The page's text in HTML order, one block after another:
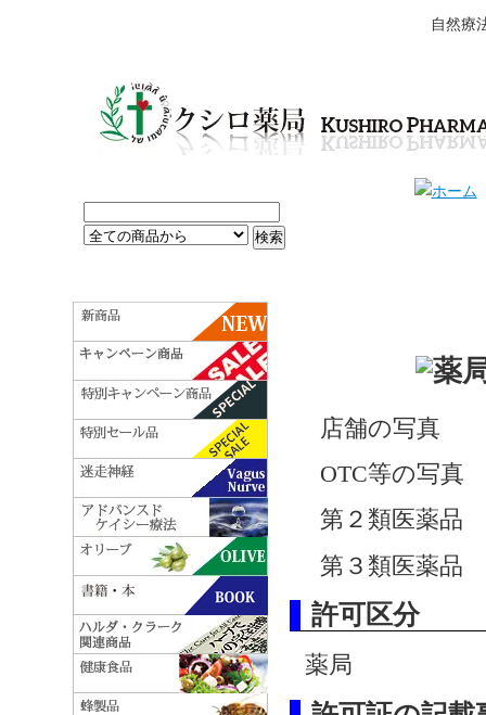
自然療
店舗の写真
OTC等の写真
第２類医薬品
第３類医薬品
許可区分
薬局